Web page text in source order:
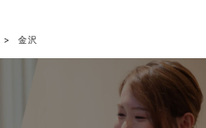
金沢